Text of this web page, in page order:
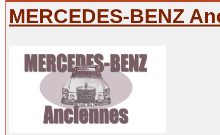
MERCEDES-BENZ